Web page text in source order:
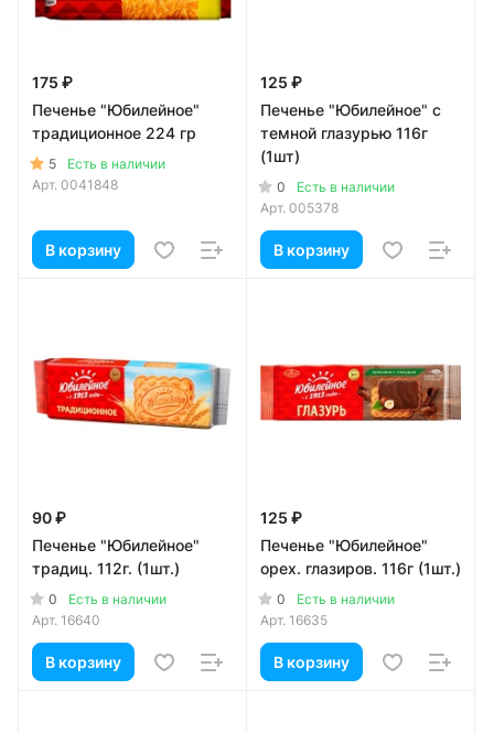
175 ₽
Печенье "Юбилейное"
традиционное 224 гр
5
Есть в наличии
Арт. 0041848
В корзину
125 ₽
Печенье "Юбилейное" с
темной глазурью 116г
(1шт)
0
Есть в наличии
Арт. 005378
В корзину
90 ₽
Печенье "Юбилейное"
традиц. 112г. (1шт.)
0
Есть в наличии
Арт. 16640
В корзину
125 ₽
Печенье "Юбилейное"
орех. глазиров. 116г (1шт.)
0
Есть в наличии
Арт. 16635
В корзину